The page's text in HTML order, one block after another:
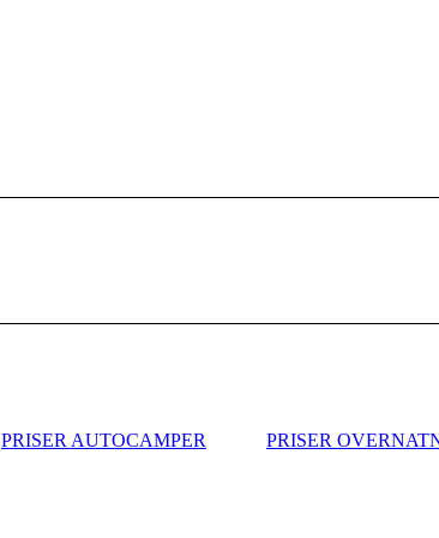
PRISER AUTOCAMPER
PRISER